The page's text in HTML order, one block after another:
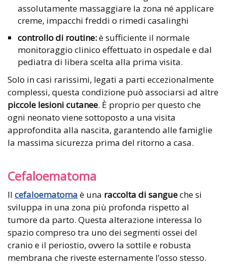
assolutamente massaggiare la zona né applicare
creme, impacchi freddi o rimedi casalinghi
controllo di routine:è sufficiente il normale
monitoraggio clinico effettuato in ospedale e dal
pediatra di libera scelta alla prima visita.
Solo in casi rarissimi, legati a parti eccezionalmente
complessi, questa condizione può associarsi ad altre
piccole lesioni cutanee. È proprio per questo che
ogni neonato viene sottoposto a una visita
approfondita alla nascita, garantendo alle famiglie
la massima sicurezza prima del ritorno a casa.
Cefaloematoma
Il cefaloematoma è una raccolta di sangueche si
sviluppa in una zona più profonda rispetto al
tumore da parto. Questa alterazione interessa lo
spazio compreso tra uno dei segmenti ossei del
cranio e il periostio, ovvero la sottile e robusta
membrana che riveste esternamente l’osso stesso.